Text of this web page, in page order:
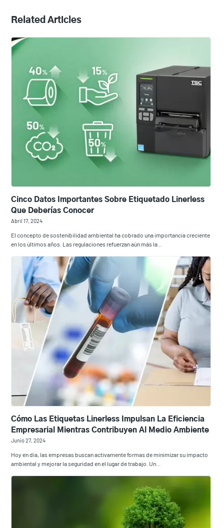
Related Articles
Cinco Datos Importantes Sobre Etiquetado Linerless
Que Deberías Conocer
Abril 17, 2024
El concepto de sostenibilidad ambiental ha cobrado una importancia creciente
en los últimos años. Las regulaciones refuerzan aún más la...
Cómo Las Etiquetas Linerless Impulsan La Eficiencia
Empresarial Mientras Contribuyen Al Medio Ambiente
Junio 27, 2024
Hoy en día, las empresas buscan activamente formas de minimizar su impacto
ambiental y mejorar la seguridad en el lugar de trabajo. Un...